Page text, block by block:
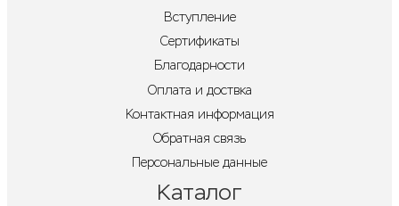
Каталог
Вступление
Сертификаты
Благодарности
Оплата и доствка
Контактная информация
Обратная связь
Персональные данные